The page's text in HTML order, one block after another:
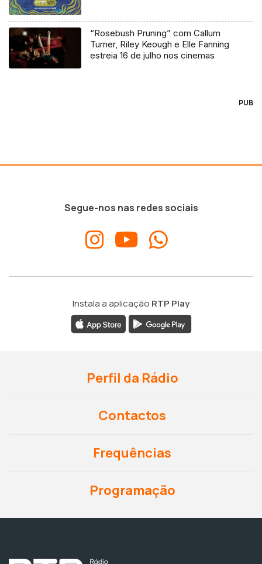
“Rosebush Pruning” com Callum
Turner, Riley Keough e Elle Fanning
estreia 16 de julho nos cinemas
PUB
Segue-nos nas redes sociais
Instala a aplicação RTP Play
Perfil da Rádio
Contactos
Frequências
Programação